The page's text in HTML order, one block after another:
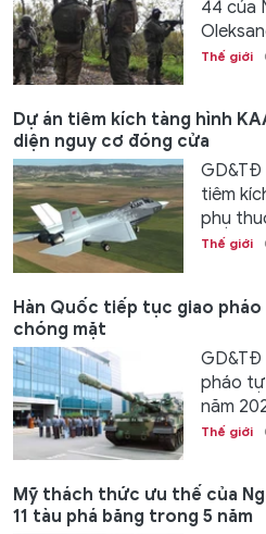
44 của
Thế giới
Dự án tiêm kích tàng hình
diện nguy cơ đóng cửa
tiêm
phụ
Thế giới
Hàn Quốc tiếp tục giao
chóng mặt
pháo tự
năm
Thế giới
Mỹ thách thức ưu thế của
11 tàu phá băng trong 5 năm